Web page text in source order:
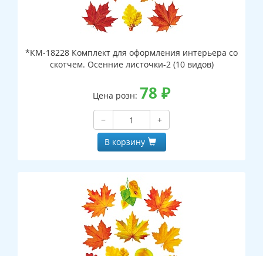
*КМ-18228 Комплект для оформления интерьера со
скотчем. Осенние листочки-2 (10 видов)
Цена розн: 78 ₽
−
+
В корзину